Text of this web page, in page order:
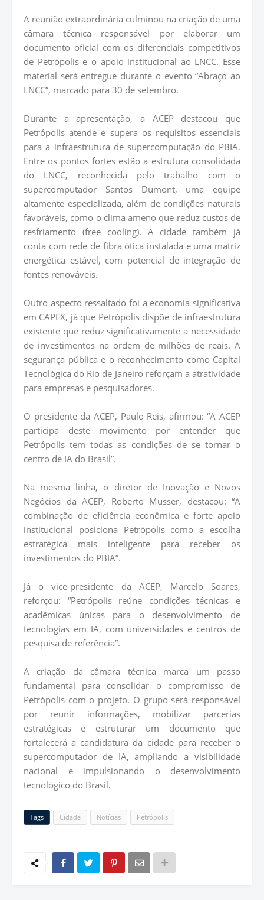
A reunião extraordinária culminou na criação de uma
câmara técnica responsável por elaborar um
documento oficial com os diferenciais competitivos
de Petrópolis e o apoio institucional ao LNCC. Esse
material será entregue durante o evento “Abraço ao
LNCC”, marcado para 30 de setembro.
Durante a apresentação, a ACEP destacou que
Petrópolis atende e supera os requisitos essenciais
para a infraestrutura de supercomputação do PBIA.
Entre os pontos fortes estão a estrutura consolidada
do LNCC, reconhecida pelo trabalho com o
supercomputador Santos Dumont, uma equipe
altamente especializada, além de condições naturais
favoráveis, como o clima ameno que reduz custos de
resfriamento (free cooling). A cidade também já
conta com rede de fibra ótica instalada e uma matriz
energética estável, com potencial de integração de
fontes renováveis.
Outro aspecto ressaltado foi a economia significativa
em CAPEX, já que Petrópolis dispõe de infraestrutura
existente que reduz significativamente a necessidade
de investimentos na ordem de milhões de reais. A
segurança pública e o reconhecimento como Capital
Tecnológica do Rio de Janeiro reforçam a atratividade
para empresas e pesquisadores.
O presidente da ACEP, Paulo Reis, afirmou: “A ACEP
participa deste movimento por entender que
Petrópolis tem todas as condições de se tornar o
centro de IA do Brasil”.
Na mesma linha, o diretor de Inovação e Novos
Negócios da ACEP, Roberto Musser, destacou: “A
combinação de eficiência econômica e forte apoio
institucional posiciona Petrópolis como a escolha
estratégica mais inteligente para receber os
investimentos do PBIA”.
Já o vice-presidente da ACEP, Marcelo Soares,
reforçou: “Petrópolis reúne condições técnicas e
acadêmicas únicas para o desenvolvimento de
tecnologias em IA, com universidades e centros de
pesquisa de referência”.
A criação da câmara técnica marca um passo
fundamental para consolidar o compromisso de
Petrópolis com o projeto. O grupo será responsável
por reunir informações, mobilizar parcerias
estratégicas e estruturar um documento que
fortalecerá a candidatura da cidade para receber o
supercomputador de IA, ampliando a visibilidade
nacional e impulsionando o desenvolvimento
tecnológico do Brasil.
Tags Cidade Notícias Petrópolis